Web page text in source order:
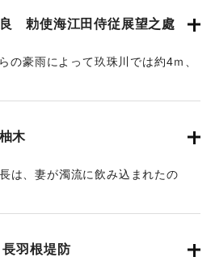
勅使海江田侍従展望之處
の豪雨によって玖珠川では約4ｍ、
し、260戸の家屋が流失した。
中から大正天皇の勅使として海江
被害者を慰問するとともに、玖珠
名され、記念碑がつくられた。
木
は、妻が濁流に飲み込まれたの
しつぶされ死亡した。
6月25日朝刊7面】
羽根堤防